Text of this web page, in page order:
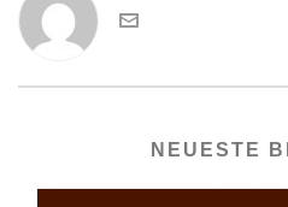
NEUESTE